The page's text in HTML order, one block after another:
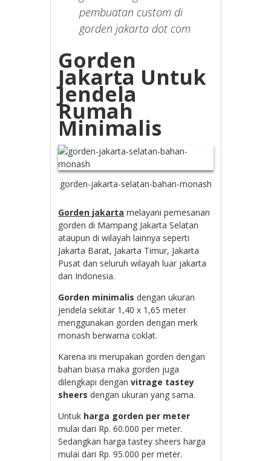
pembuatan custom di
gorden jakarta dot com
Gorden
Jakarta Untuk
Jendela
Rumah
Minimalis
gorden-jakarta-selatan-bahan-monash
Gorden jakarta melayani pemesanan
gorden di Mampang Jakarta Selatan
ataupun di wilayah lainnya seperti
Jakarta Barat, Jakarta Timur, Jakarta
Pusat dan seluruh wilayah luar jakarta
dan Indonesia.
Gorden minimalis dengan ukuran
jendela sekitar 1,40 x 1,65 meter
menggunakan gorden dengan merk
monash berwarna coklat.
Karena ini merupakan gorden dengan
bahan biasa maka gorden juga
dilengkapi denganvitrage tastey
sheers dengan ukuran yang sama.
Untuk harga gorden per meter
mulai dari Rp. 60.000 per meter.
Sedangkan harga tastey sheers harga
mulai dari Rp. 95.000 per meter.